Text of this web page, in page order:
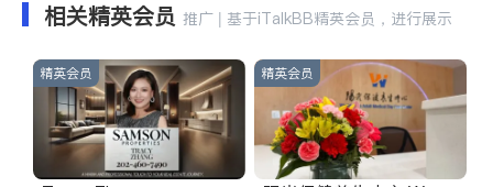
相关精英会员 推广 | 基于iTalkBB精英会员，进行展示
精英会员 精英会员